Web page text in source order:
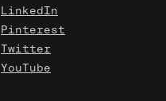
LinkedIn
Pinterest
Twitter
YouTube